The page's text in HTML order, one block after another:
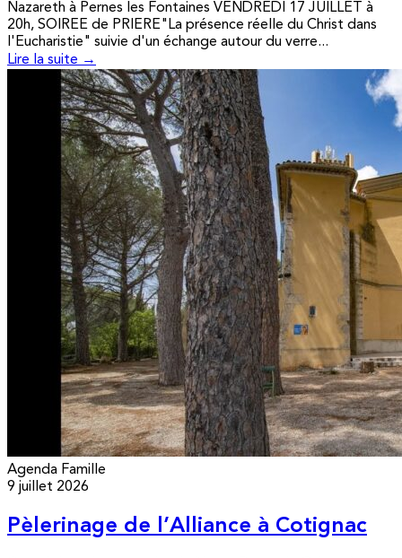
Nazareth à Pernes les Fontaines VENDREDI 17 JUILLET à
20h, SOIREE de PRIERE"La présence réelle du Christ dans
l'Eucharistie" suivie d'un échange autour du verre...
Lire la suite →
Agenda Famille
9 juillet 2026
Pèlerinage de l’Alliance à Cotignac